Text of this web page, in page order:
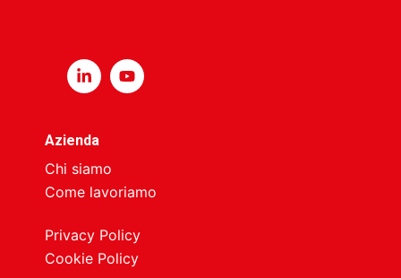
Azienda
Chi siamo
Come lavoriamo
Privacy Policy
Cookie Policy